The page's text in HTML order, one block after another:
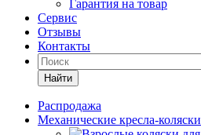
Гарантия на товар
Сервис
Отзывы
Контакты
Найти
Распродажа
Механические кресла-коляски